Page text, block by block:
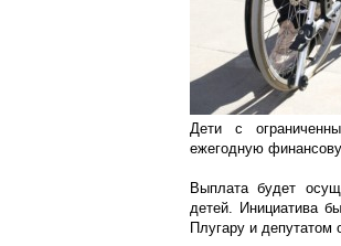
Дети с
ежегодную
Выплата будет
детей. Инициатива
Плугару и